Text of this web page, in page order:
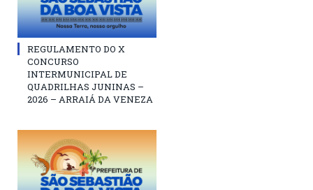
REGULAMENTO DO X
CONCURSO
INTERMUNICIPAL DE
QUADRILHAS JUNINAS –
2026 – ARRAIÁ DA VENEZA